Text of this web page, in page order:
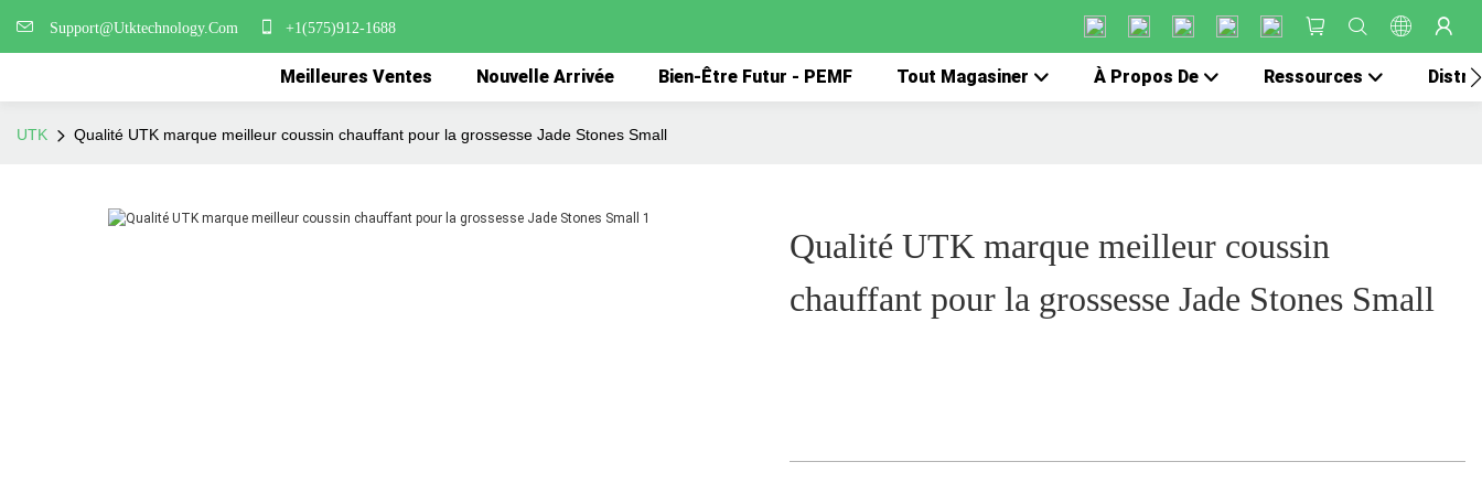
Support@Utktechnology.Com +1(575)912-1688
Meilleures Ventes Nouvelle Arrivée Bien-Être Futur - PEMF Tout Magasiner À Propos De Ressources
UTK Qualité UTK marque meilleur coussin chauffant pour la grossesse Jade Stones Small
Qualité UTK marque meilleur coussin
chauffant pour la grossesse Jade Stones Small